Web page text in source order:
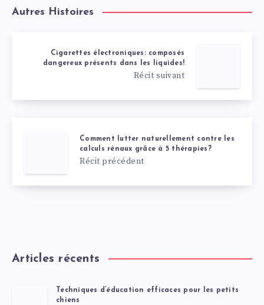
Autres Histoires
Cigarettes électroniques: composés
dangereux présents dans les liquides!
Récit suivant
Comment lutter naturellement contre les
calculs rénaux grâce à 5 thérapies?
Récit précédent
Articles récents
Techniques d’éducation efficaces pour les petits
chiens